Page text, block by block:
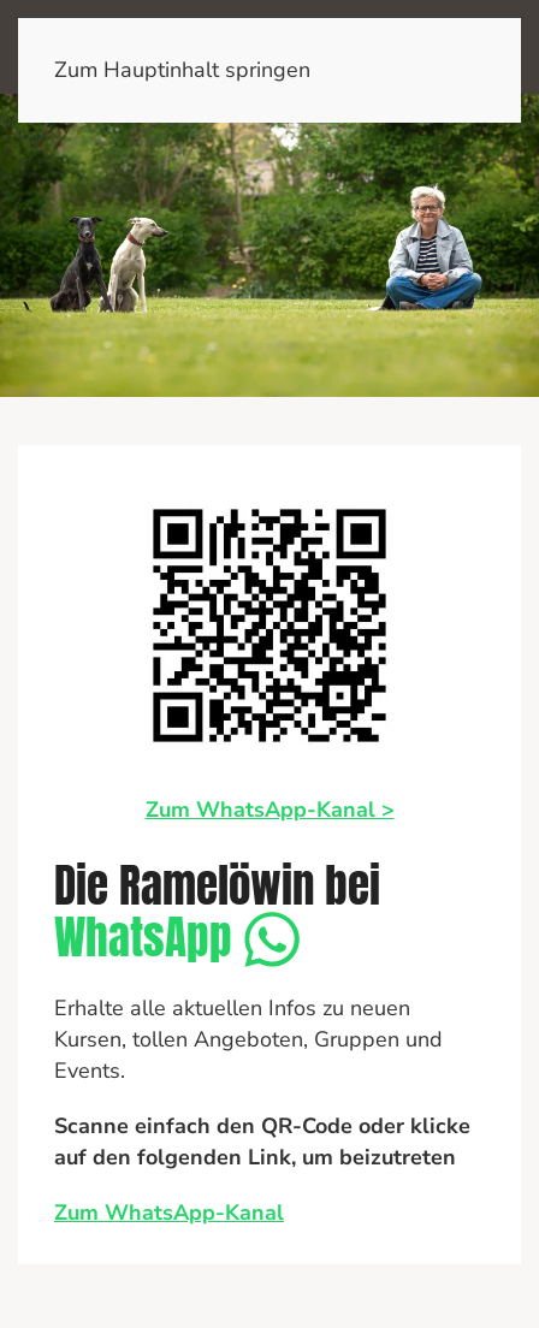
Zum Hauptinhalt springen
Zum WhatsApp-Kanal >
Die Ramelöwin bei
WhatsApp
Erhalte alle aktuellen Infos zu neuen
Kursen, tollen Angeboten, Gruppen und
Events.
Scanne einfach den QR-Code oder klicke
auf den folgenden Link, um beizutreten
Zum WhatsApp-Kanal